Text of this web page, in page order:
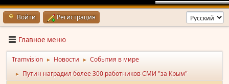
Войти Регистрация
Главное меню
Tramvision ► Новости ► События в мире
► Путин наградил более 300 работников СМИ "за Крым"